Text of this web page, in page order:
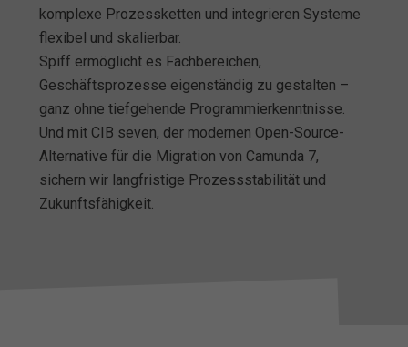
komplexe Prozessketten und integrieren Systeme
flexibel und skalierbar.
Spiff ermöglicht es Fachbereichen,
Geschäftsprozesse eigenständig zu gestalten –
ganz ohne tiefgehende Programmierkenntnisse.
Und mit CIB seven, der modernen Open-Source-
Alternative für die Migration von Camunda 7,
sichern wir langfristige Prozessstabilität und
Zukunftsfähigkeit.